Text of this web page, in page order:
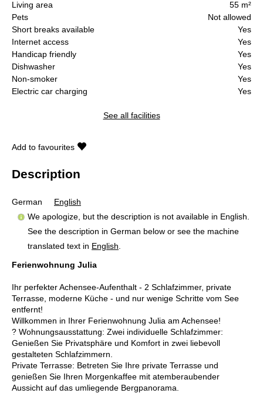
Living area
55 m²
Pets
Not allowed
Short breaks available
Yes
Internet access
Yes
Handicap friendly
Yes
Dishwasher
Yes
Non-smoker
Yes
Electric car charging
Yes
See all facilities
Add to favourites
Description
German
English
We apologize, but the description is not available in English.
See the description in German below or see the machine
translated text in English
Ferienwohnung Julia
Ihr perfekter Achensee-Aufenthalt - 2 Schlafzimmer, private
Terrasse, moderne Küche - und nur wenige Schritte vom See
entfernt!
Willkommen in Ihrer Ferienwohnung Julia am Achensee!
? Wohnungsausstattung: Zwei individuelle Schlafzimmer:
Genießen Sie Privatsphäre und Komfort in zwei liebevoll
gestalteten Schlafzimmern.
Private Terrasse: Betreten Sie Ihre private Terrasse und
genießen Sie Ihren Morgenkaffee mit atemberaubender
Aussicht auf das umliegende Bergpanorama.